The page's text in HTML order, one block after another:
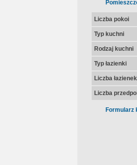
Liczba pokoi
Typ kuchni
Rodzaj kuchni
Typ łazienki
Liczba łazienek
Liczba
Formularz